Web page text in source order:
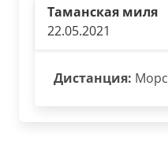
Таманская миля
22.05.2021
Дистанция: